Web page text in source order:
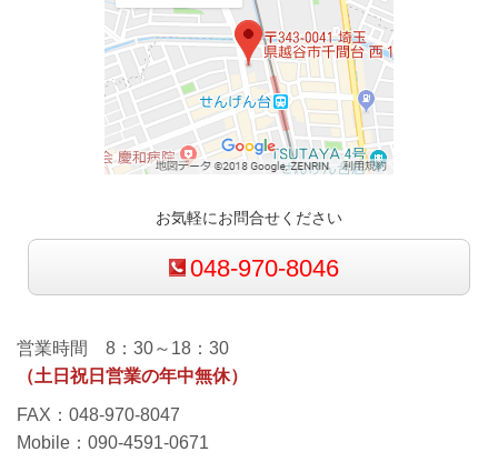
お気軽にお問合せください
048-970-8046
営業時間 8：30～18：30
（土日祝日営業の年中無休）
FAX：048-970-8047
Mobile：090-4591-0671